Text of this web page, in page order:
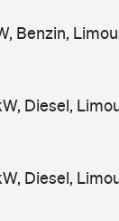
Benzin,
Diesel,
Diesel,